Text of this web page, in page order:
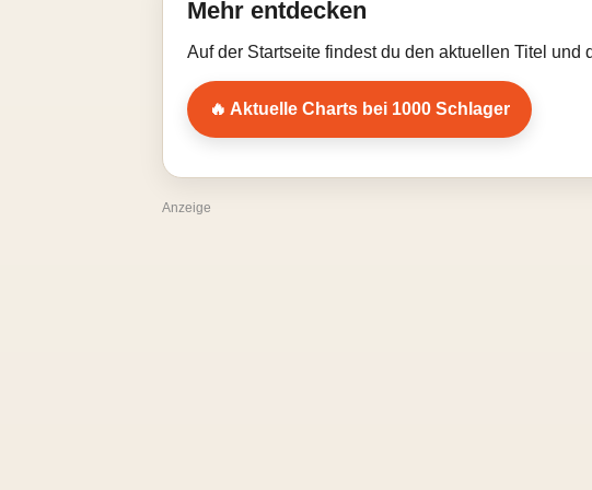
Mehr entdecken
Auf der Startseite findest du den aktuellen Titel
🔥 Aktuelle Charts bei 1000 Schlager
Anzeige